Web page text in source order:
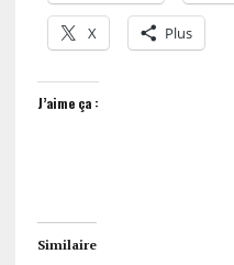
X Plus
J’aime ça :
Similaire